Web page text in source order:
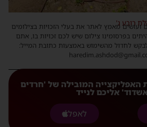
רובע ג'
ועושים מאמץ לאתר את בעלי הזכויות בצילומים
בפרסומינו צילום שיש לכם זכויות בו, אתם
לחדול מהשימוש באמצעות כתובת המייל:
האפליקצייה המובילה של 'חרדים
אליכם לנייד
לאפל